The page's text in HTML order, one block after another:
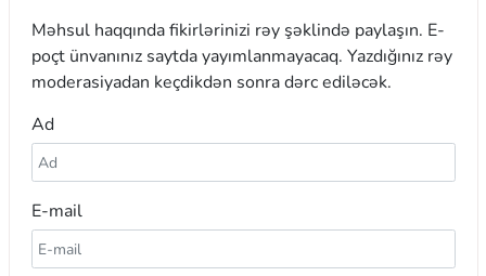
Məhsul haqqında fikirlərinizi rəy şəklində paylaşın. E-
poçt ünvanınız saytda yayımlanmayacaq. Yazdığınız rəy
moderasiyadan keçdikdən sonra dərc ediləcək.
Ad
E-mail